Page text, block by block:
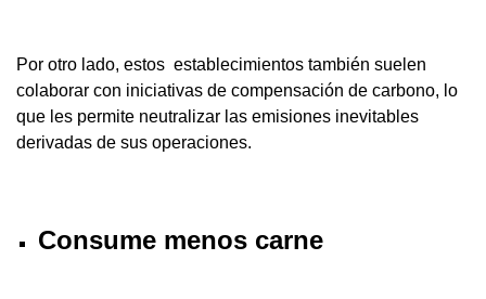
Por otro lado, estos establecimientos también suelen
colaborar con iniciativas de compensación de carbono, lo
que les permite neutralizar las emisiones inevitables
derivadas de sus operaciones.
Consume menos carne